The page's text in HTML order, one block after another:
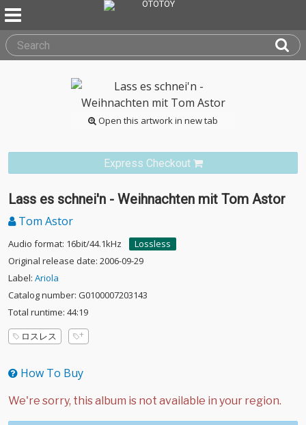
Open this artwork in new tab
Express Checkout
Lass es schnei'n - Weihnachten mit Tom Astor
Tom Astor
Audio format: 16bit/44.1kHz
Lossless
Original release date: 2006-09-29
Label: Ariola
Catalog number: G0100007203143
Total runtime: 44:19
ロスレス
How To Buy